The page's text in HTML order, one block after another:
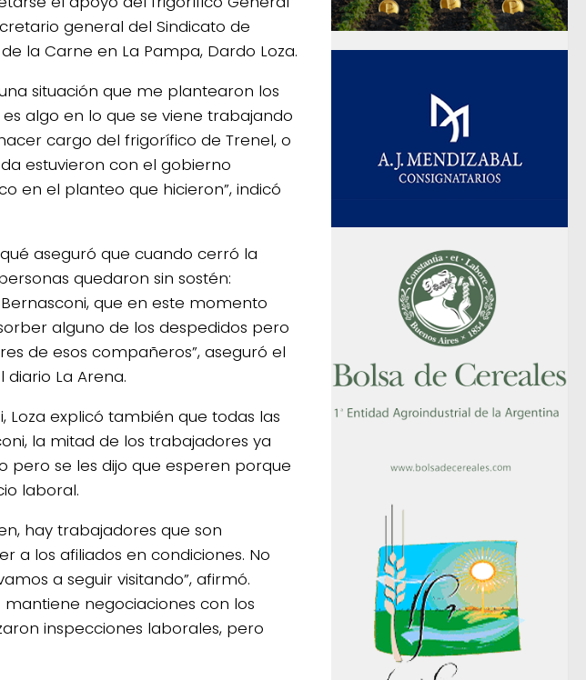
general del Sindicato de
la Carne en La Pampa, Dardo Loza.
situación que me plantearon los
algo en lo que se viene trabajando
cargo del frigorífico de Trenel, o
estuvieron con el gobierno
en el planteo que hicieron”, indicó
aseguró que cuando cerró la
quedaron sin sostén:
que en este momento
alguno de los despedidos pero
de esos compañeros”, aseguró el
La Arena.
Loza explicó también que todas las
la mitad de los trabajadores ya
pero se les dijo que esperen porque
laboral.
hay trabajadores que son
a los afiliados en condiciones. No
a seguir visitando”, afirmó.
negociaciones con los
inspecciones laborales, pero